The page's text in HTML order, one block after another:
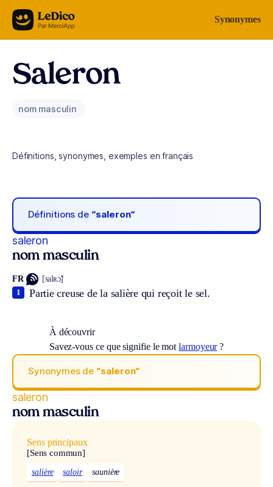
Aller au contenu Synonymes
Saleron
nom masculin
Définitions, synonymes, exemples en français
Définitions de “saleron“
saleron
nom masculin
FR [salʀɔ̃]
Partie creuse de la salière qui reçoit le sel.
1
À découvrir
Savez-vous ce que signifie le motlarmoyeur?
Synonymes de “saleron“
saleron
nom masculin
Sens principaux
[Sens commun]
salière saloir saunière